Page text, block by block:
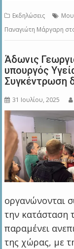
Εκδηλώσεις
Παναγιώτη Μάργαρη
Άδωνις
υπουργός
Συγκέντρωση
31 Ιουλίου, 2025
οργανώνονται
την κατάσταση
παραμένει
της χώρας, με